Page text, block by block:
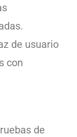
de usuario
con
de